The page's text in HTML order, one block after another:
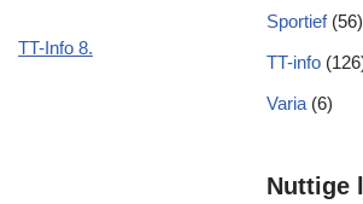
TT-Info 8.
Sportief(56)
TT-info
Varia (6)
Nuttige